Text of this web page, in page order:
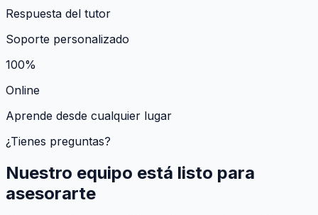
Respuesta del tutor
Soporte personalizado
100%
Online
Aprende desde cualquier lugar
¿Tienes preguntas?
Nuestro equipo está listo para
asesorarte